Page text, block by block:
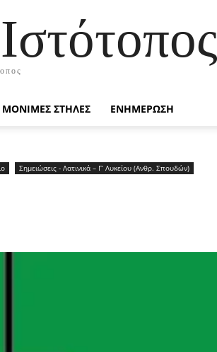
ΜΟΝΙΜΕΣ ΣΤΗΛΕΣ ΕΝΗΜΕΡΩΣΗ
Σημειώσεις - Λατινικά – Γ’ Λυκείου (Ανθρ. Σπουδών)